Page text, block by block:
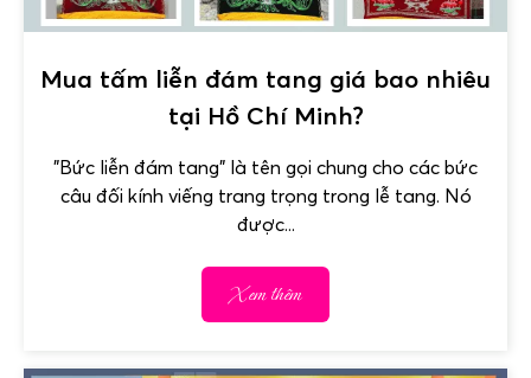
Mua tấm liễn đám tang giá bao nhiêu
tại Hồ Chí Minh?
"Bức liễn đám tang" là tên gọi chung cho các bức
câu đối kính viếng trang trọng trong lễ tang. Nó
được...
Xem thêm